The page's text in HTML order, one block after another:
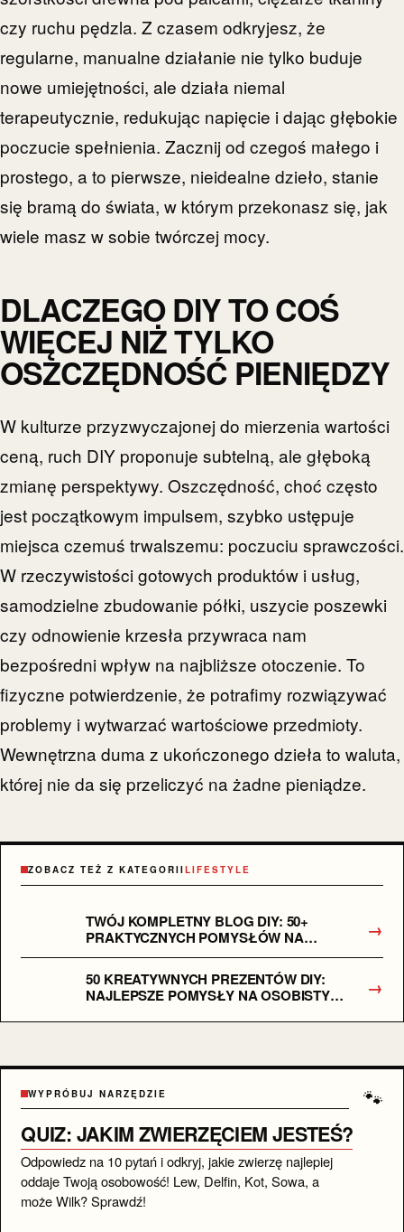
czy ruchu pędzla. Z czasem odkryjesz, że
regularne, manualne działanie nie tylko buduje
nowe umiejętności, ale działa niemal
terapeutycznie, redukując napięcie i dając głębokie
poczucie spełnienia. Zacznij od czegoś małego i
prostego, a to pierwsze, nieidealne dzieło, stanie
się bramą do świata, w którym przekonasz się, jak
wiele masz w sobie twórczej mocy.
DLACZEGO DIY TO COŚ
WIĘCEJ NIŻ TYLKO
OSZCZĘDNOŚĆ PIENIĘDZY
W kulturze przyzwyczajonej do mierzenia wartości
ceną, ruch DIY proponuje subtelną, ale głęboką
zmianę perspektywy. Oszczędność, choć często
jest początkowym impulsem, szybko ustępuje
miejsca czemuś trwalszemu: poczuciu sprawczości.
W rzeczywistości gotowych produktów i usług,
samodzielne zbudowanie półki, uszycie poszewki
czy odnowienie krzesła przywraca nam
bezpośredni wpływ na najbliższe otoczenie. To
fizyczne potwierdzenie, że potrafimy rozwiązywać
problemy i wytwarzać wartościowe przedmioty.
Wewnętrzna duma z ukończonego dzieła to waluta,
której nie da się przeliczyć na żadne pieniądze.
ZOBACZ TEŻ Z KATEGORIILIFESTYLE
TWÓJ KOMPLETNY BLOG DIY: 50+
PRAKTYCZNYCH POMYSŁÓW NA
WŁASNORĘCZNE PROJEKTY
→
50 KREATYWNYCH PREZENTÓW DIY:
NAJLEPSZE POMYSŁY NA OSOBISTY
→
🐾
WYPRÓBUJ NARZĘDZIE
QUIZ: JAKIM ZWIERZĘCIEM JESTEŚ?
Odpowiedz na 10 pytań i odkryj, jakie zwierzę najlepiej
oddaje Twoją osobowość! Lew, Delfin, Kot, Sowa, a
może Wilk? Sprawdź!